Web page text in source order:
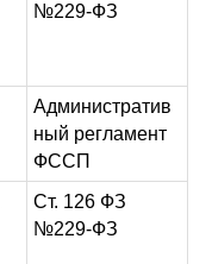
№229-ФЗ
Административ
ный регламент
ФССП
Ст. 126 ФЗ
№229-ФЗ